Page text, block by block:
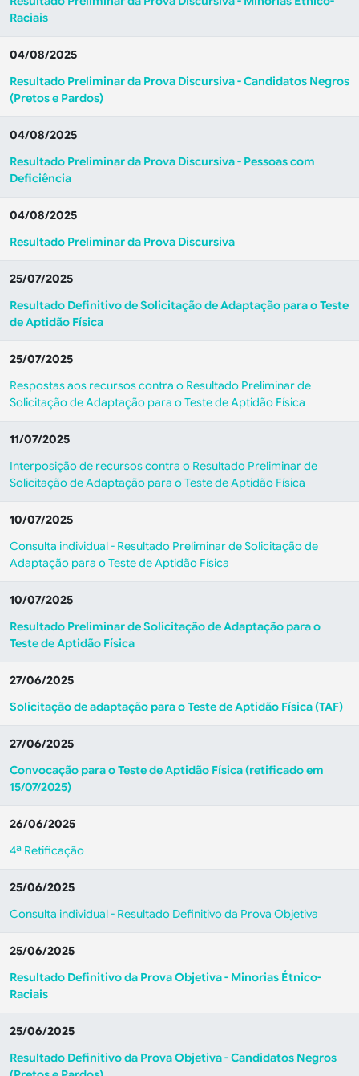
Raciais
04/08/2025
Resultado Preliminar da Prova Discursiva - Candidatos Negros
(Pretos e Pardos)
04/08/2025
Resultado Preliminar da Prova Discursiva - Pessoas com
Deficiência
04/08/2025
Resultado Preliminar da Prova Discursiva
25/07/2025
Resultado Definitivo de Solicitação de Adaptação para o Teste
de Aptidão Física
25/07/2025
Respostas aos recursos contra o Resultado Preliminar de
Solicitação de Adaptação para o Teste de Aptidão Física
11/07/2025
Interposição de recursos contra o Resultado Preliminar de
Solicitação de Adaptação para o Teste de Aptidão Física
10/07/2025
Consulta individual - Resultado Preliminar de Solicitação de
Adaptação para o Teste de Aptidão Física
10/07/2025
Resultado Preliminar de Solicitação de Adaptação para o
Teste de Aptidão Física
27/06/2025
Solicitação de adaptação para o Teste de Aptidão Física (TAF)
27/06/2025
Convocação para o Teste de Aptidão Física (retificado em
15/07/2025)
26/06/2025
4ª Retificação
25/06/2025
Consulta individual - Resultado Definitivo da Prova Objetiva
25/06/2025
Resultado Definitivo da Prova Objetiva - Minorias Étnico-
Raciais
25/06/2025
Resultado Definitivo da Prova Objetiva - Candidatos Negros